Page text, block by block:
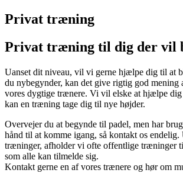
Privat træning
Privat træning til dig der vil
Uanset dit niveau, vil vi gerne hjælpe dig til at
du nybegynder, kan det give rigtig god mening
vores dygtige trænere. Vi vil elske at hjælpe
kan en træning tage dig til nye højder.
Overvejer du at begynde til padel, men har
hånd til at komme igang, så kontakt os
træninger, afholder vi ofte offentlige træninger
som alle kan tilmelde sig.
Kontakt gerne en af vores trænere og hør om